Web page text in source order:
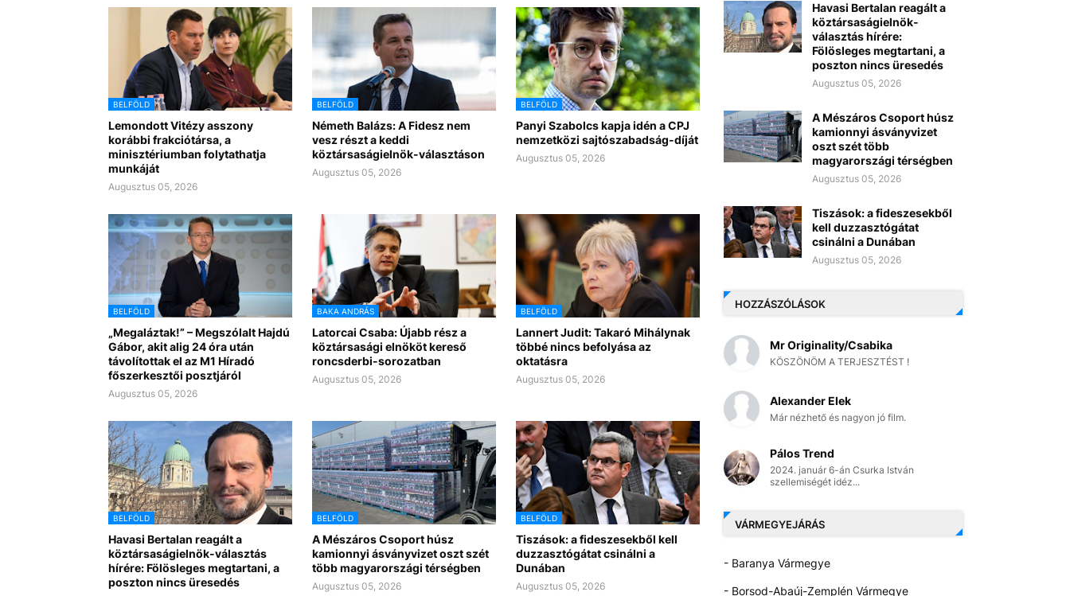
BELFÖLD
Lemondott Vitézy asszony
korábbi frakciótársa, a
minisztériumban folytathatja
munkáját
Augusztus 05, 2026
BELFÖLD
Németh Balázs: A Fidesz nem
vesz részt a keddi
köztársaságielnök-választáson
Augusztus 05, 2026
BELFÖLD
Panyi Szabolcs kapja idén a CPJ
nemzetközi sajtószabadság-díját
Augusztus 05, 2026
BELFÖLD
„Megaláztak!” – Megszólalt Hajdú
Gábor, akit alig 24 óra után
távolítottak el az M1 Híradó
főszerkesztői posztjáról
Augusztus 05, 2026
BAKA ANDRÁS
Latorcai Csaba: Újabb rész a
köztársasági elnököt kereső
roncsderbi-sorozatban
Augusztus 05, 2026
BELFÖLD
Lannert Judit: Takaró Mihálynak
többé nincs befolyása az
oktatásra
Augusztus 05, 2026
BELFÖLD
Havasi Bertalan reagált a
köztársaságielnök-választás
hírére: Fölösleges megtartani, a
poszton nincs üresedés
BELFÖLD
A Mészáros Csoport húsz
kamionnyi ásványvizet oszt szét
több magyarországi térségben
Augusztus 05, 2026
BELFÖLD
Tiszások: a fideszesekből kell
duzzasztógátat csinálni a
Dunában
Augusztus 05, 2026
Havasi Bertalan reagált a
köztársaságielnök-
választás hírére:
Fölösleges megtartani, a
poszton nincs üresedés
Augusztus 05, 2026
A Mészáros Csoport húsz
kamionnyi ásványvizet
oszt szét több
magyarországi térségben
Augusztus 05, 2026
Tiszások: a fideszesekből
kell duzzasztógátat
csinálni a Dunában
Augusztus 05, 2026
HOZZÁSZÓLÁSOK
Mr Originality/Csabika
KÖSZÖNÖM A TERJESZTÉST !
Alexander Elek
Már nézhető és nagyon jó film.
Pálos Trend
2024. január 6-án Csurka István
szellemiségét idéz...
VÁRMEGYEJÁRÁS
- Baranya Vármegye
- Borsod-Abaúj-Zemplén Vármegye